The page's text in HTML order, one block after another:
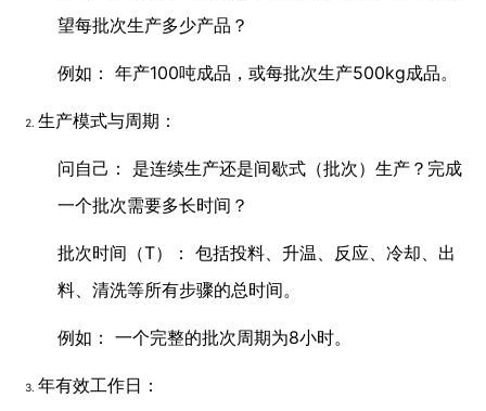
望每批次生产多少产品？
例如： 年产100吨成品，或每批次生产500kg成品。
生产模式与周期：
问自己： 是连续生产还是间歇式（批次）生产？完成
一个批次需要多长时间？
批次时间（T）： 包括投料、升温、反应、冷却、出
料、清洗等所有步骤的总时间。
例如： 一个完整的批次周期为8小时。
年有效工作日：